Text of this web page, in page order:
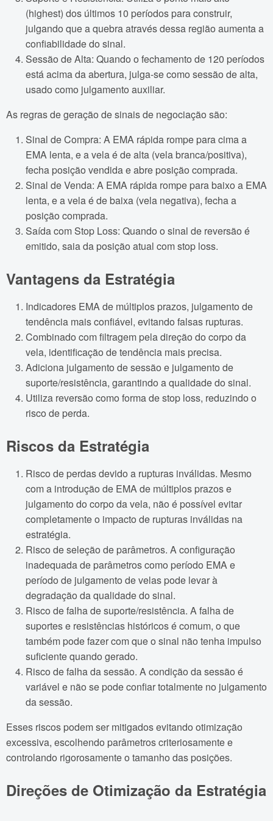
(highest) dos últimos 10 períodos para construir,
julgando que a quebra através dessa região aumenta a
confiabilidade do sinal.
Sessão de Alta: Quando o fechamento de 120 períodos
está acima da abertura, julga-se como sessão de alta,
usado como julgamento auxiliar.
As regras de geração de sinais de negociação são:
Sinal de Compra: A EMA rápida rompe para cima a
EMA lenta, e a vela é de alta (vela branca/positiva),
fecha posição vendida e abre posição comprada.
Sinal de Venda: A EMA rápida rompe para baixo a EMA
lenta, e a vela é de baixa (vela negativa), fecha a
posição comprada.
Saída com Stop Loss: Quando o sinal de reversão é
emitido, saia da posição atual com stop loss.
Vantagens da Estratégia
Indicadores EMA de múltiplos prazos, julgamento de
tendência mais confiável, evitando falsas rupturas.
Combinado com filtragem pela direção do corpo da
vela, identificação de tendência mais precisa.
Adiciona julgamento de sessão e julgamento de
suporte/resistência, garantindo a qualidade do sinal.
Utiliza reversão como forma de stop loss, reduzindo o
risco de perda.
Riscos da Estratégia
Risco de perdas devido a rupturas inválidas. Mesmo
com a introdução de EMA de múltiplos prazos e
julgamento do corpo da vela, não é possível evitar
completamente o impacto de rupturas inválidas na
estratégia.
Risco de seleção de parâmetros. A configuração
inadequada de parâmetros como período EMA e
período de julgamento de velas pode levar à
degradação da qualidade do sinal.
Risco de falha de suporte/resistência. A falha de
suportes e resistências históricos é comum, o que
também pode fazer com que o sinal não tenha impulso
suficiente quando gerado.
Risco de falha da sessão. A condição da sessão é
variável e não se pode confiar totalmente no julgamento
da sessão.
Esses riscos podem ser mitigados evitando otimização
excessiva, escolhendo parâmetros criteriosamente e
controlando rigorosamente o tamanho das posições.
Direções de Otimização da Estratégia